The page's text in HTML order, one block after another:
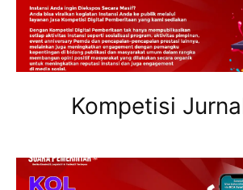
Kompetisi